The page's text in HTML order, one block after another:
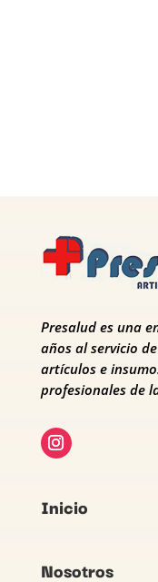
Presalud es una
años al servicio
artículos e
profesionales de
Inicio
Nosotros